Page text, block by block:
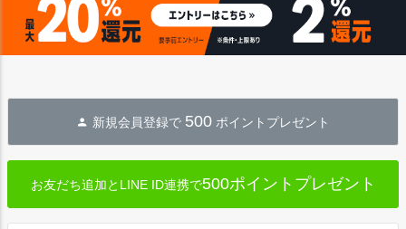
新規会員登録で 500 ポイントプレゼント
お友だち追加とLINE ID連携で500ポイントプレゼント